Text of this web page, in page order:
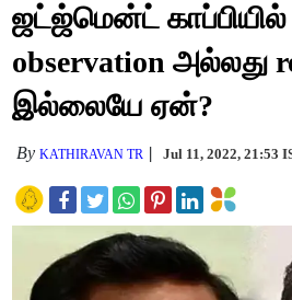
ஜட்ஜ்மென்ட் காப்பியில்
observation அல்லது
இல்லையே ஏன்?
ByKATHIRAVAN TR Jul 11, 2022, 21:53